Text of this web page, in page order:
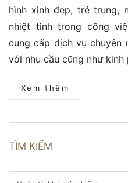
hình xinh đẹp, trẻ trung,
nhiệt tình trong công
cung cấp dịch vụ chuyên
với nhu cầu cũng như kinh
Xem thêm
TÌM KIẾM